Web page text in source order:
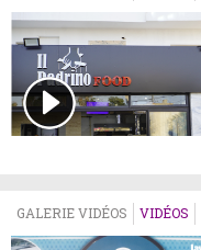
GALERIE VIDÉOS VIDÉOS